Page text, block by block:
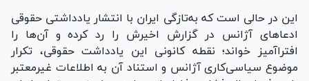
این در حالی است که به‌تازگی ایران با انتشار یادداشتی حقوقی
ادعا‌های آژانس در گزارش اخیرش را رد کرده و آن‌ها را
افتراآمیز خواند؛ نقطه کانونی این یادداشت حقوقی، تکرار
موضوع سیاسی‌کاری آژانس و استناد آن به اطلاعات غیرمعتبر